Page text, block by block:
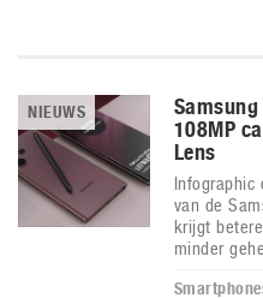
NIEUWS
108MP
Lens
Infographic
van de
krijgt
minder